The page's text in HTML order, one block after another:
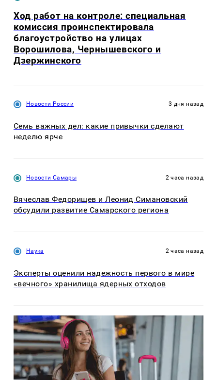
Ход работ на контроле: специальная
комиссия проинспектировала
благоустройство на улицах
Ворошилова, Чернышевского и
Дзержинского
Новости России 3 дня назад
Семь важных дел: какие привычки сделают
неделю ярче
Новости Самары 2 часа назад
Вячеслав Федорищев и Леонид Симановский
обсудили развитие Самарского региона
Наука 2 часа назад
Эксперты оценили надежность первого в мире
«вечного» хранилища ядерных отходов